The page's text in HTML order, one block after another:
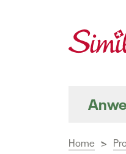
Home >